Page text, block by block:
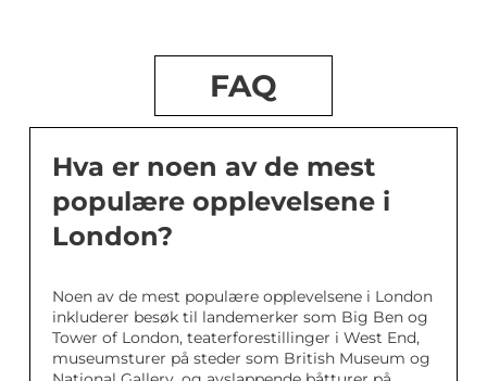
FAQ
Hva er noen av de mest
populære opplevelsene i
London?
Noen av de mest populære opplevelsene i London
inkluderer besøk til landemerker som Big Ben og
Tower of London, teaterforestillinger i West End,
museumsturer på steder som British Museum og